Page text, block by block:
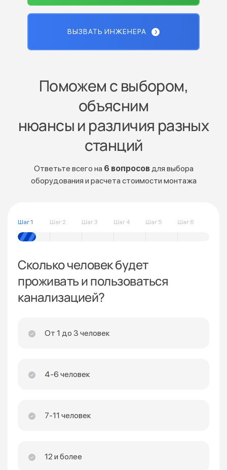
ВЫЗВАТЬ ИНЖЕНЕРА
Поможем с выбором,
объясним
нюансы и различия разных
станций
Ответьте всего на 6 вопросовдля выбора
оборудования и расчета стоимости монтажа
Шаг 1 Шаг 2 Шаг 3 Шаг 4 Шаг 5 Шаг 6
Сколько человек будет
проживать и пользоваться
канализацией?
От 1 до 3 человек
4-6 человек
7-11 человек
12 и более